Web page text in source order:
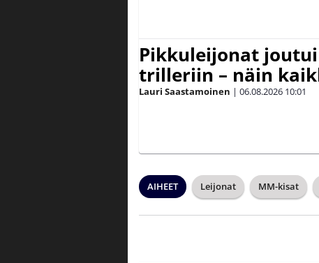
Pikkuleijonat
trilleriin – näin
Lauri Saastamoinen | 06.08.2026 10:01
AIHEET Leijonat MM-kisat